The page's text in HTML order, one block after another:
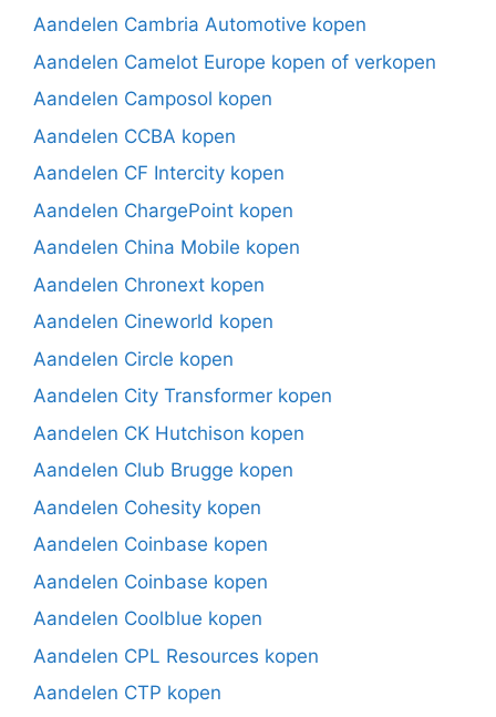
Aandelen Cambria Automotive kopen
Aandelen Camelot Europe kopen of verkopen
Aandelen Camposol kopen
Aandelen CCBA kopen
Aandelen CF Intercity kopen
Aandelen ChargePoint kopen
Aandelen China Mobile kopen
Aandelen Chronext kopen
Aandelen Cineworld kopen
Aandelen Circle kopen
Aandelen City Transformer kopen
Aandelen CK Hutchison kopen
Aandelen Club Brugge kopen
Aandelen Cohesity kopen
Aandelen Coinbase kopen
Aandelen Coinbase kopen
Aandelen Coolblue kopen
Aandelen CPL Resources kopen
Aandelen CTP kopen